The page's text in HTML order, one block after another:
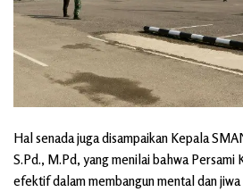
Hal senada juga disampaikan Kepala
S.Pd., M.Pd, yang menilai bahwa Persami
efektif dalam membangun mental dan jiwa